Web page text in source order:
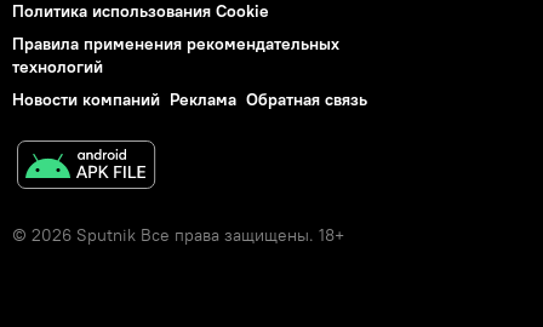
Политика использования Cookie
Правила применения рекомендательных
технологий
Новости компаний Реклама Обратная связь
© 2026 Sputnik Все права защищены. 18+